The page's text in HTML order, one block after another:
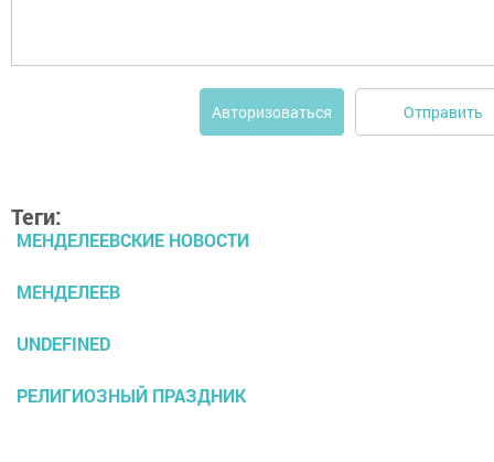
Авторизоваться Отправить
Теги:
МЕНДЕЛЕЕВСКИЕ НОВОСТИ
МЕНДЕЛЕЕВ
UNDEFINED
РЕЛИГИОЗНЫЙ ПРАЗДНИК